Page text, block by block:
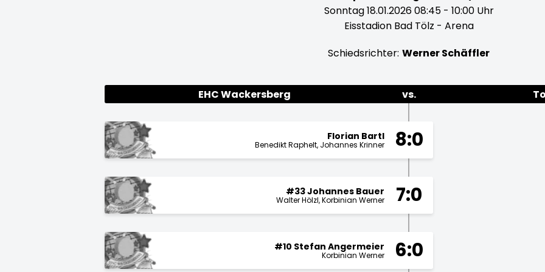
Sonntag 18.01.2026 08:45 - 10:00 Uhr
Eisstadion Bad Tölz - Arena
Schiedsrichter: Werner Schäffler
EHC Wackersberg vs.
8:0
Florian Bartl
Benedikt Raphelt Johannes Krinner
7:0
#33 Johannes Bauer
Walter Hölzl Korbinian Werner
6:0
#10 Stefan Angermeier
Korbinian Werner